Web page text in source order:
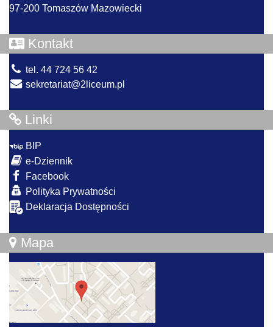
97-200 Tomaszów Mazowiecki
Kontakt
tel. 44 724 56 42
sekretariat@2liceum.pl
Linki
BIP
e-Dziennik
Facebook
Polityka Prywatności
Deklaracja Dostępności
Mapa